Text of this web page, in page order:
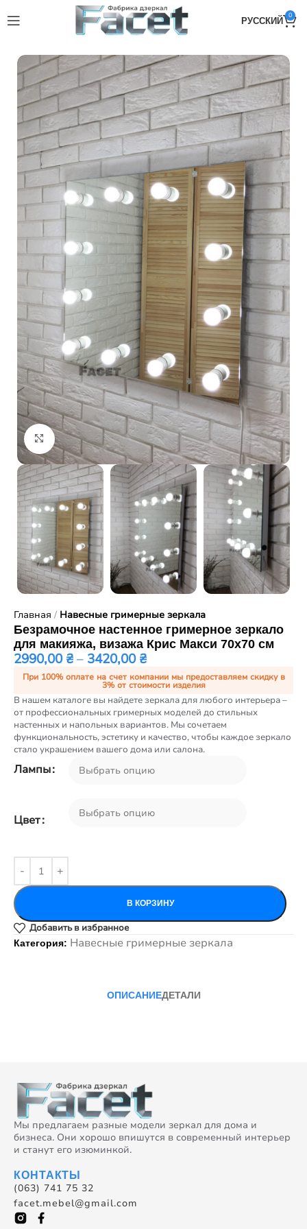
РУССКИЙ
0
Click to enlarge
Главная Навесные гримерные зеркала
Безрамочное настенное гримерное зеркало
для макияжа, визажа Крис Макси 70х70 см
2990,00₴– 3420,00₴
При 100% оплате на счет компании мы предоставляем скидку в
3% от стоимости изделия
В нашем каталоге вы найдете зеркала для любого интерьера –
от профессиональных гримерных моделей до стильных
настенных и напольных вариантов. Мы сочетаем
функциональность, эстетику и качество, чтобы каждое зеркало
стало украшением вашего дома или салона.
Лампы
Цвет
В КОРЗИНУ
Добавить в избранное
Категория: Навесные гримерные зеркала
ОПИСАНИЕДЕТАЛИ
Мы предлагаем разные модели зеркал для дома и
бизнеса. Они хорошо впишутся в современный интерьер
и станут его изюминкой.
КОНТАКТЫ
(063) 741 75 32
facet.mebel@gmail.com